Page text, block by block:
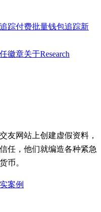
踪付费批量钱包追踪新
徽章关于Research
友网站上创建虚假资料，
任，他们就编造各种紧急
币。
案例